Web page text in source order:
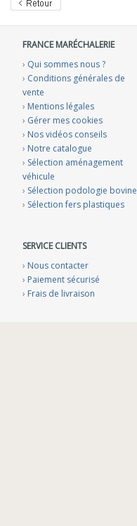
FRANCE MARÉCHALERIE
› Qui sommes nous ?
› Conditions générales de
vente
› Mentions légales
› Gérer mes cookies
› Nos vidéos conseils
› Notre catalogue
› Sélection aménagement
véhicule
› Sélection podologie bovine
› Sélection fers plastiques
SERVICE CLIENTS
› Nous contacter
› Paiement sécurisé
› Frais de livraison